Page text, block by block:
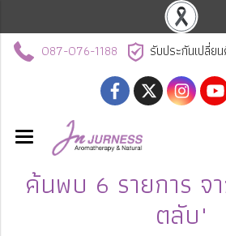
087-076-1188 รับประกันเปลี่ย
ค้นพบ 6 รายการ จ
ตลับ"